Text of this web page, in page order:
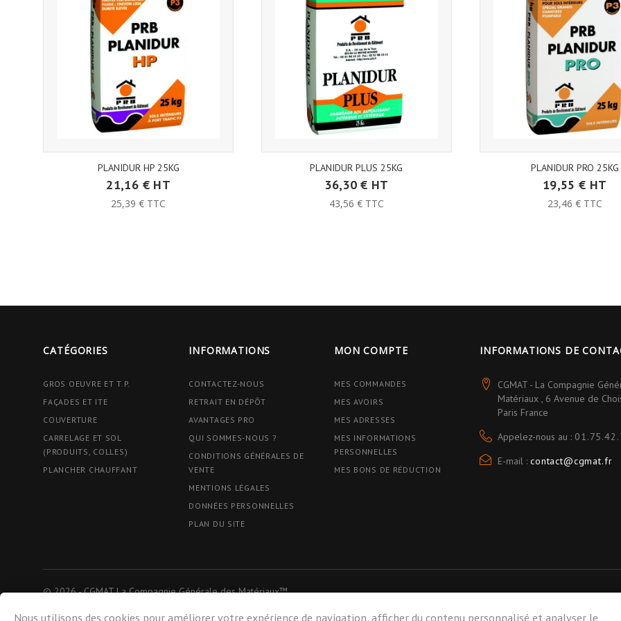
PLANIDUR HP 25KG
21,16 € HT
25,39 € TTC
PLANIDUR PLUS 25KG
36,30 € HT
43,56 € TTC
PLANIDUR PRO 25KG
19,55 € HT
23,46 € TTC
CATÉGORIES
GROS OEUVRE ET T.P.
FAÇADES ET ITE
COUVERTURE
CARRELAGE ET SOL
(PRODUITS, COLLES)
PLANCHER CHAUFFANT
INFORMATIONS
CONTACTEZ-NOUS
RETRAIT EN DÉPÔT
AVANTAGES PRO
QUI SOMMES-NOUS ?
CONDITIONS GÉNÉRALES DE
VENTE
MENTIONS LÉGALES
DONNÉES PERSONNELLES
PLAN DU SITE
MON COMPTE
MES COMMANDES
MES AVOIRS
MES ADRESSES
MES INFORMATIONS
PERSONNELLES
MES BONS DE RÉDUCTION
INFORMATIONS DE
CGMAT - La Compagnie
Matériaux , 6 Avenue de
Paris France
Appelez-nous au :
E-mail : contact@cgmat.fr
© 2026 - CGMAT La Compagnie Générale des Matériaux™
Nous utilisons des cookies pour améliorer votre expérience de navigation, afficher du contenu personnalisé et analyser le